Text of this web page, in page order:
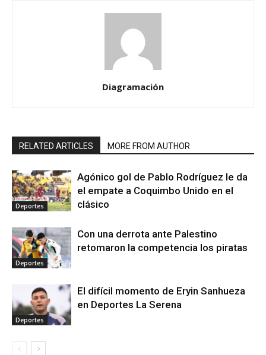
Diagramación
RELATED ARTICLES MORE FROM AUTHOR
Deportes
Agónico gol de Pablo Rodríguez le da
el empate a Coquimbo Unido en el
clásico
Deportes
Con una derrota ante Palestino
retomaron la competencia los piratas
Deportes
El difícil momento de Eryin Sanhueza
en Deportes La Serena